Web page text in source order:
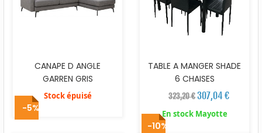
CANAPE D ANGLE
GARREN GRIS
Stock épuisé
TABLE A MANGER SHADE
6 CHAISES
323,20 €307,04 €
En stock Mayotte
-5%
-10%